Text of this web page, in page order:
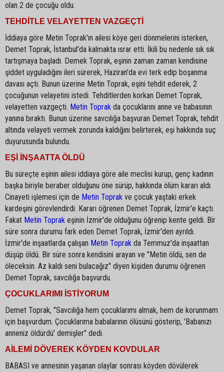
olan 2 de çocuğu oldu.
TEHDİTLE VELAYETTEN VAZGEÇTİ
İddiaya göre Metin Toprak'ın ailesi köye geri dönmelerini isterken,
Demet Toprak, İstanbul'da kalmakta ısrar etti. İkili bu nedenle sık sık
tartışmaya başladı. Demek Toprak, eşinin zaman zaman kendisine
şiddet uyguladığını ileri sürerek, Haziran'da evi terk edip boşanma
davası açtı. Bunun üzerine Metin Toprak, eşini tehdit ederek, 2
çocuğunun velayetini istedi. Tehditlerden korkan Demet Toprak,
velayetten vazgeçti. Metin Toprak da çocuklarını anne ve babasının
yanına bıraktı. Bunun üzerine savcılığa başvuran Demet Toprak, tehdit
altında velayeti vermek zorunda kaldığını belirterek, eşi hakkında suç
duyurusunda bulundu.
EŞİ İNŞAATTA ÖLDÜ
Bu süreçte eşinin ailesi iddiaya göre aile meclisi kurup, genç kadının
başka biriyle beraber olduğunu öne sürüp, hakkında ölüm kararı aldı.
Cinayeti işlemesi için de Metin Toprak ve çocuk yaştaki erkek
kardeşini görevlendirdi. Kararı öğrenen Demet Toprak, İzmir'e kaçtı.
Fakat Metin Toprak eşinin İzmir'de olduğunu öğrenip kente geldi. Bir
süre sonra durumu fark eden Demet Toprak, İzmir'den ayrıldı.
İzmir'de inşaatlarda çalışan Metin Toprak da Temmuz'da inşaattan
düşüp öldü. Bir süre sonra kendisini arayan ve "Metin öldü, sen de
öleceksin. Az kaldı seni bulacağız" diyen kişiden durumu öğrenen
Demet Toprak, savcılığa başvurdu.
ÇOCUKLARIMI İSTİYORUM
Demet Toprak, "Savcılığa hem çocuklarımı almak, hem de korunmam
için başvurdum. Çocuklarıma babalarının ölüsünü gösterip, 'Babanızı
anneniz öldürdü' demişler" dedi.
AİLEMİ DÖVEREK KÖYDEN KOVDULAR
BABASI ve annesinin yaşanan olaylar sonrası köyden dövülerek